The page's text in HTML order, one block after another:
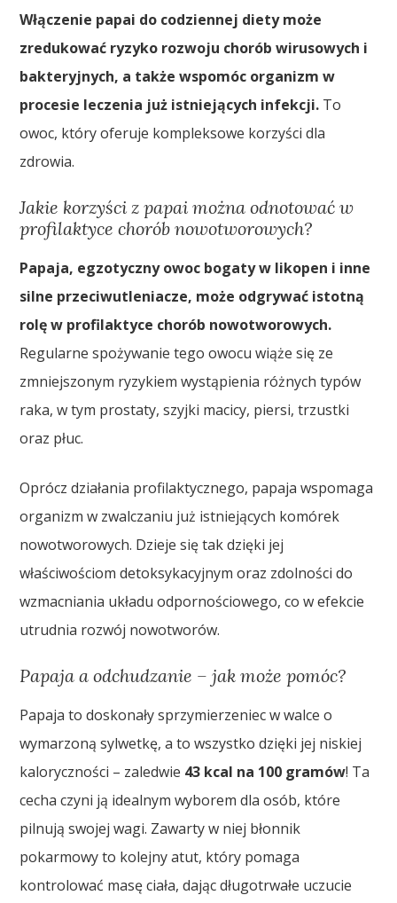
Włączenie papai do codziennej diety może
zredukować ryzyko rozwoju chorób wirusowych i
bakteryjnych, a także wspomóc organizm w
procesie leczenia już istniejących infekcji. To
owoc, który oferuje kompleksowe korzyści dla
zdrowia.
Jakie korzyści z papai można odnotować w
profilaktyce chorób nowotworowych?
Papaja, egzotyczny owoc bogaty w likopen i inne
silne przeciwutleniacze, może odgrywać istotną
rolę w profilaktyce chorób nowotworowych.
Regularne spożywanie tego owocu wiąże się ze
zmniejszonym ryzykiem wystąpienia różnych typów
raka, w tym prostaty, szyjki macicy, piersi, trzustki
oraz płuc.
Oprócz działania profilaktycznego, papaja wspomaga
organizm w zwalczaniu już istniejących komórek
nowotworowych. Dzieje się tak dzięki jej
właściwościom detoksykacyjnym oraz zdolności do
wzmacniania układu odpornościowego, co w efekcie
utrudnia rozwój nowotworów.
Papaja a odchudzanie – jak może pomóc?
Papaja to doskonały sprzymierzeniec w walce o
wymarzoną sylwetkę, a to wszystko dzięki jej niskiej
kaloryczności – zaledwie 43 kcal na 100 gramów! Ta
cecha czyni ją idealnym wyborem dla osób, które
pilnują swojej wagi. Zawarty w niej błonnik
pokarmowy to kolejny atut, który pomaga
kontrolować masę ciała, dając długotrwałe uczucie